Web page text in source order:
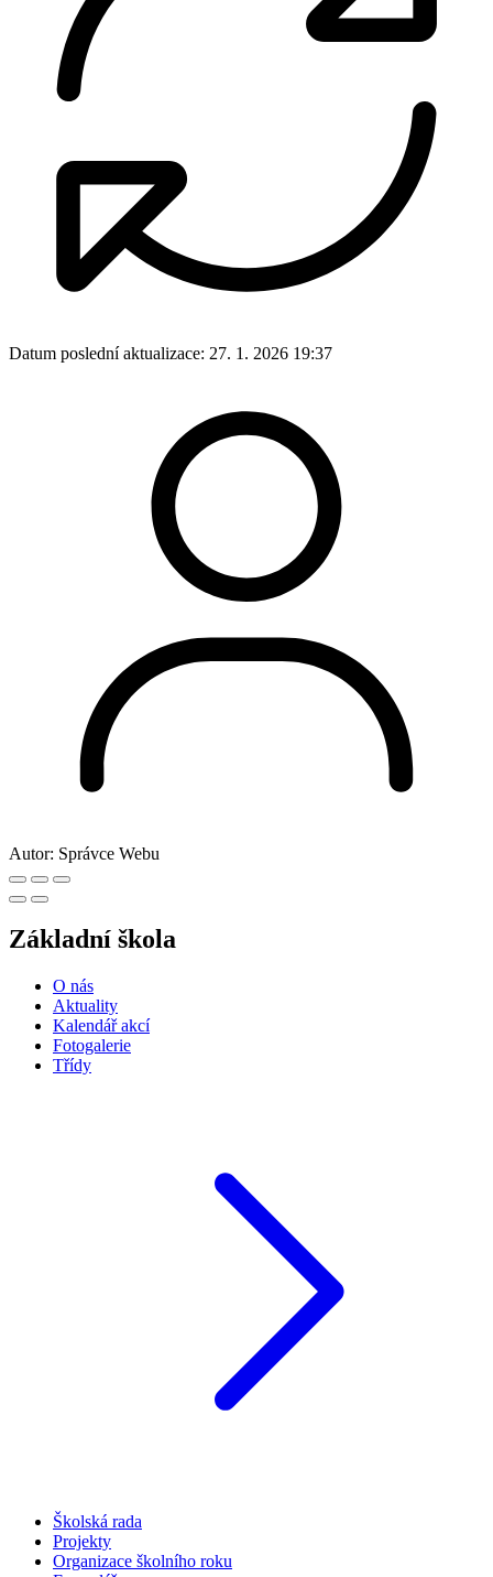
Datum poslední aktualizace: 27. 1. 2026 19:37
Autor: Správce Webu
Základní škola
O nás
Aktuality
Kalendář akcí
Fotogalerie
Třídy
Školská rada
Projekty
Organizace školního roku